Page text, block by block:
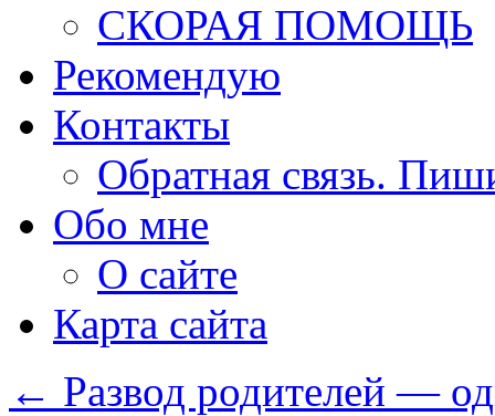
СКОРАЯ ПОМОЩЬ
Рекомендую
Контакты
Обратная связь.
Обо мне
О сайте
Карта сайта
← Развод родителей —